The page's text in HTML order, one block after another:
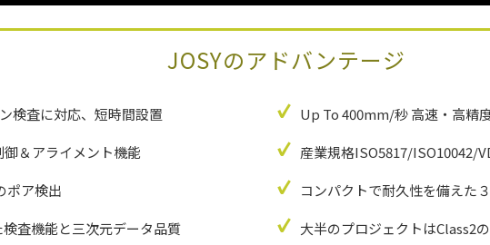
JOSYのアドバンテージ
検査に対応、短時間設置
Up To 400mm/秒 高速・高精
御＆アライメント機能
産業規格ISO5817/ISO10042/
ポア検出
コンパクトで耐久性を備えた
査機能と三次元データ品質
大半のプロジェクトはClass2